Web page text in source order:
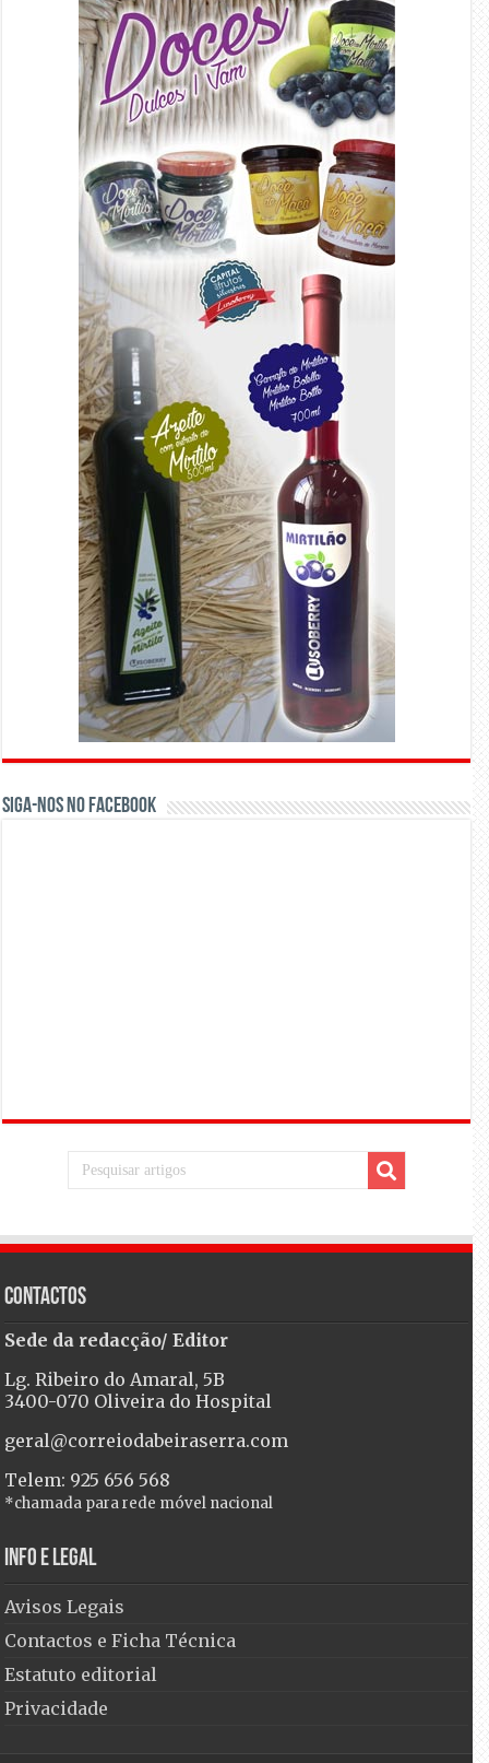
Siga-nos no Facebook
Contactos
Sede da redacção/ Editor
Lg. Ribeiro do Amaral, 5B
3400-070 Oliveira do Hospital
geral@correiodabeiraserra.com
Telem: 925 656 568
*chamada para rede móvel nacional
Info e Legal
Avisos Legais
Contactos e Ficha Técnica
Estatuto editorial
Privacidade